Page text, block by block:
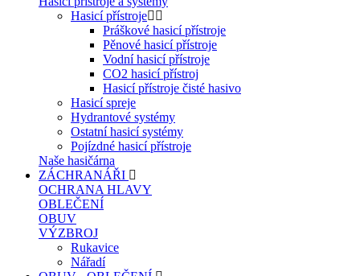
Hasicí přístroje
Práškové hasicí přístroje
Pěnové hasicí přístroje
Vodní hasicí přístroje
CO2 hasicí přístroj
Hasicí přístroje čisté hasivo
Hasicí spreje
Hydrantové systémy
Ostatní hasicí systémy
Pojízdné hasicí přístroje
Naše hasičárna
ZÁCHRANÁŘI
OCHRANA HLAVY
OBLEČENÍ
OBUV
VÝZBROJ
Rukavice
Nářadí